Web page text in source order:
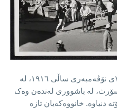
ئەنتۆنی فرانک کێرستینگ، لە ٧ی نۆڤەمبەری ساڵی ١٩١٦، لە
واندسۆرث، لە باشووری لەندەن وەک
دنیاوە. خانووەکەیان تازە